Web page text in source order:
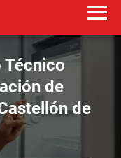
Técnico
de
de